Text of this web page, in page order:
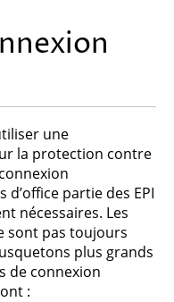
une
la protection contre
partie des EPI
nécessaires. Les
sont pas toujours
plus grands
de connexion
: